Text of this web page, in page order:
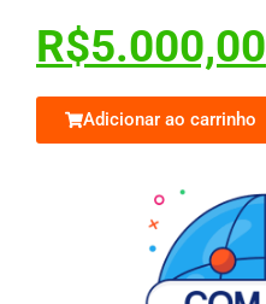
R$5.000,00
Adicionar ao carrinho